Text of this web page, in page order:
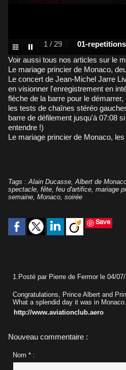
1 / 29
01-
Voir aussi tous nos articles sur le
Le mariage princier de Monaco,
Le concert de Jean-Michel Jarre
en visionner l'enregistrement en
flèche de la barre pour le
les tests de chaînes stéréo
barre de défilement jusqu'à 07:08
entendre !)
Le mariage princier de Monaco,
Tags : Alain Ducasse Albert de
spectacle fête feu d'artifice mariage
semaine Monaco soirée
Save
1. Posté par Pierre de Fermor le 04/
Congratulations, Prince Albert and
What a splendid day it was in
http://www.aviationclub.aero
Nouveau commentaire :
Nom * :